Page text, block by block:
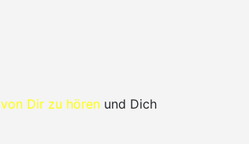
von Dir zu hören und Dich